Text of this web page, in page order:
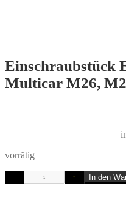
Einschraubstück
Multicar M26,
vorrätig
- + In den